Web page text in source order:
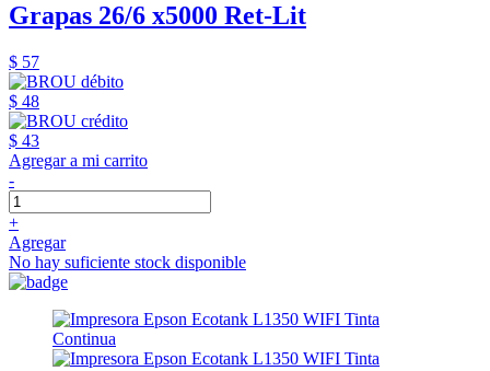
Grapas 26/6 x5000 Ret-Lit
$ 57
$ 48
$ 43
Agregar a mi carrito
-
+
Agregar
No hay suficiente stock disponible